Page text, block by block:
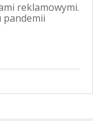
reklamowymi.
pandemii